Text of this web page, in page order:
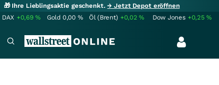
🎁 Ihre Lieblingsaktie geschenkt.→ Jetzt Depot eröffnen
DAX +0,69% Gold 0,00 % Öl (Brent) +0,02% Dow Jones +0,25%